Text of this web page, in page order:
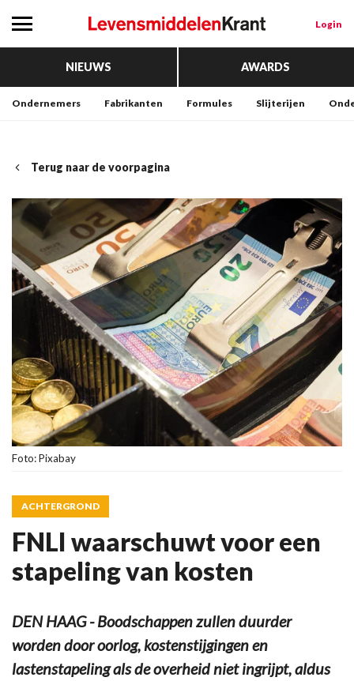
Login
NIEUWS AWARDS
Ondernemers Fabrikanten Formules Slijterijen
Terug naar de voorpagina
Foto: Pixabay
ACHTERGROND
FNLI waarschuwt voor een
stapeling van kosten
DEN HAAG - Boodschappen zullen duurder
worden door oorlog, kostenstijgingen en
lastenstapeling als de overheid niet ingrijpt, aldus